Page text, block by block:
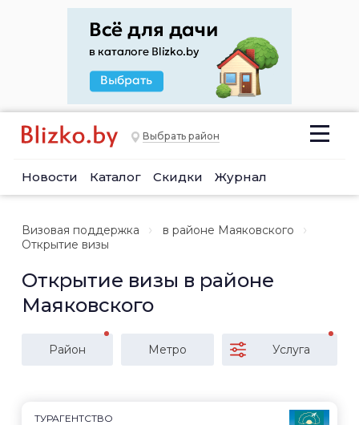
Выбрать район
Новости Каталог Скидки Журнал
Визовая поддержка
в районе Маяковского
Открытие визы
Открытие визы в районе
Маяковского
Район Метро Услуга
ТУРАГЕНТСТВО